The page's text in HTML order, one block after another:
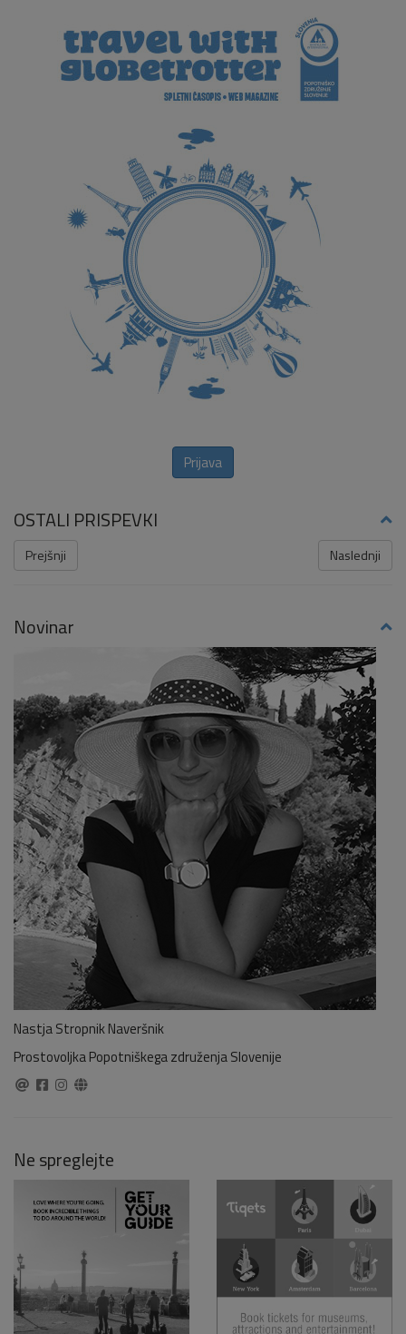
Prijava
OSTALI PRISPEVKI
Prejšnji Naslednji
Novinar
Nastja Stropnik Naveršnik
Prostovoljka Popotniškega združenja Slovenije
Ne spreglejte